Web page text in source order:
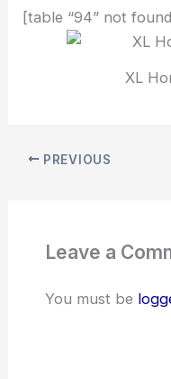
[table “94” not
XL
PREVIOUS
Leave a
You must be